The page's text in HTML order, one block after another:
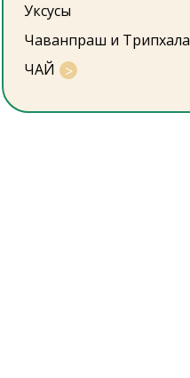
Уксусы
Чаванпраш и Трипхала
ЧАЙ